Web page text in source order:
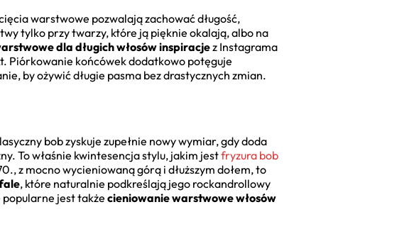
warstwowe pozwalają zachować długość,
tylko przy twarzy, które ją pięknie okalają, albo na
dla długich włosów inspiracjez Instagrama
Piórkowanie końcówek dodatkowo potęguje
by ożywić długie pasma bez drastycznych zmian.
bob zyskuje zupełnie nowy wymiar, gdy doda
To właśnie kwintesencja stylu, jakim jestfryzura bob
z mocno wycieniowaną górą i dłuższym dołem, to
, które naturalnie podkreślają jego rockandrollowy
jest także cieniowanie warstwowe włosów